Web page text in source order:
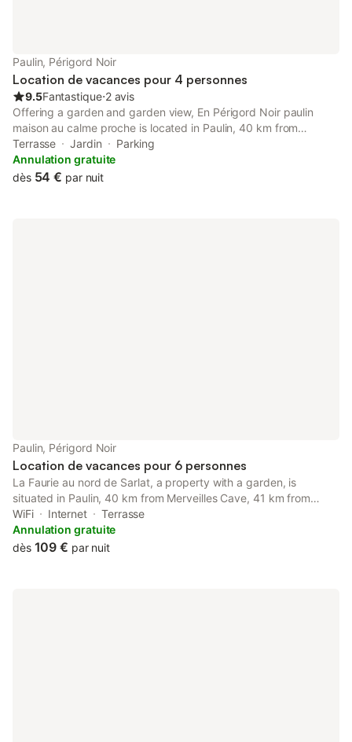
Paulin, Périgord Noir
Location de vacances pour 4 personnes
9.5Fantastique⋅2 avis
Offering a garden and garden view, En Périgord Noir paulin
maison au calme proche is located in Paulin, 40 km from
Merveilles Cave and 41 km from Monkey Forest. This property
offers access to a terrace and free private parking.
Terrasse Jardin
Parking
Annulation gratuite
dès 54 € par nuit
Paulin, Périgord Noir
Location de vacances pour 6 personnes
La Faurie au nord de Sarlat, a property with a garden, is
situated in Paulin, 40 km from Merveilles Cave, 41 km from
Monkey Forest, as well as 22 km from Lascaux. This property
offers access to a terrace, free private parking and free WiFi.
WiFi Internet
Terrasse
Annulation gratuite
dès 109 € par nuit